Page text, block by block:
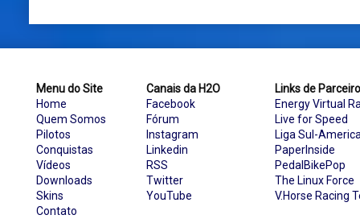
Menu do Site
Home
Quem Somos
Pilotos
Conquistas
Vídeos
Downloads
Skins
Contato
Canais da H2O
Facebook
Fórum
Instagram
Linkedin
RSS
Twitter
YouTube
Links de
Energy Virtual
Live for Speed
Liga Sul-
PaperInside
PedalBikePop
The Linux Force
V.Horse Racing